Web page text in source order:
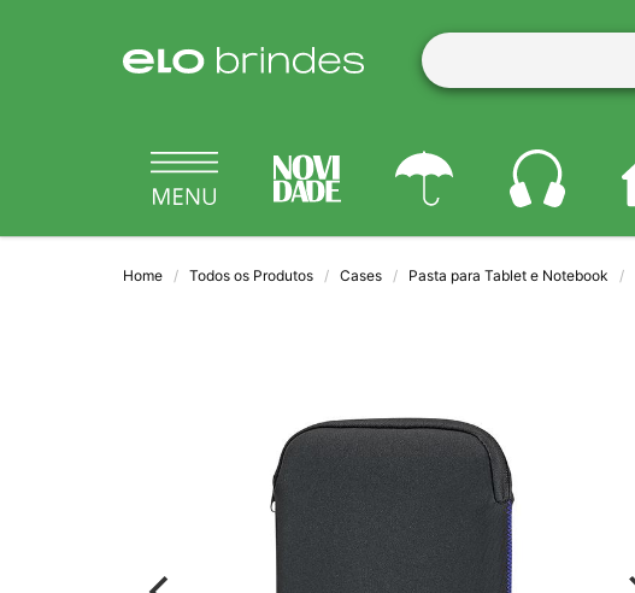
Home Todos os Produtos Cases Pasta para Tablet e Notebook